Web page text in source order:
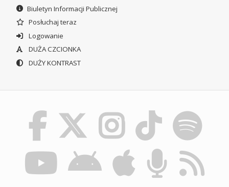
Biuletyn Informacji Publicznej
Posłuchaj teraz
Logowanie
DUŻA CZCIONKA
DUŻY KONTRAST